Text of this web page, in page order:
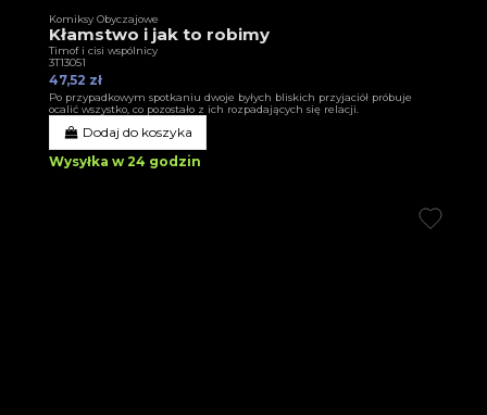
Komiksy Obyczajowe
Kłamstwo i jak to robimy
Timof i cisi wspólnicy
3T13051
47,52 zł
Po przypadkowym spotkaniu dwoje byłych bliskich przyjaciół próbuje
ocalić wszystko, co pozostało z ich rozpadających się relacji.
Dodaj do koszyka
Wysyłka w 24 godzin